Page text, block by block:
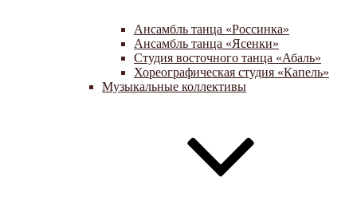
Ансамбль танца «Россинка»
Ансамбль танца «Ясенки»
Студия восточного танца «Абаль»
Хореографическая студия «Капель»
Музыкальные коллективы